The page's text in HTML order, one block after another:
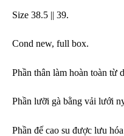
Size 38.5 || 39.
Cond new, full box.
Phần thân làm hoàn toàn từ
Phần lưỡi gà bằng vải lưới
Phần đế cao su được lưu